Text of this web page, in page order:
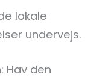
lokale
undervejs.
Hav den